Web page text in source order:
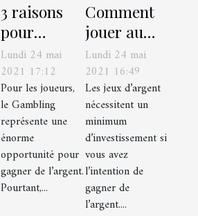
3 raisons
pour
arrêter de
jouer au
Gambling
Lundi 24 mai
2021 17:12
Pour les joueurs,
le Gambling
représente une
énorme
opportunité pour
gagner de l’argent.
Pourtant,...
Comment
jouer au
poker de
casino en
ligne sans
rien
investir ?
Lundi 24 mai
2021 16:49
Les jeux d’argent
nécessitent un
minimum
d’investissement si
vous avez
l’intention de
gagner de
l’argent....